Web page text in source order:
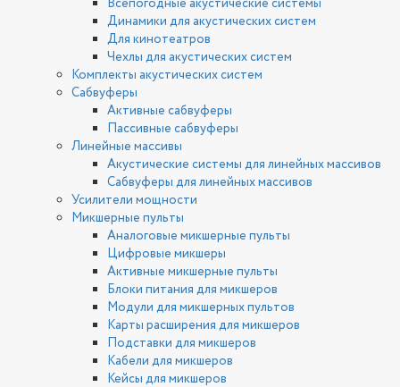
Всепогодные акустические системы
Динамики для акустических систем
Для кинотеатров
Чехлы для акустических систем
Комплекты акустических систем
Сабвуферы
Активные сабвуферы
Пассивные сабвуферы
Линейные массивы
Акустические системы для линейных массивов
Сабвуферы для линейных массивов
Усилители мощности
Микшерные пульты
Аналоговые микшерные пульты
Цифровые микшеры
Активные микшерные пульты
Блоки питания для микшеров
Модули для микшерных пультов
Карты расширения для микшеров
Подставки для микшеров
Кабели для микшеров
Кейсы для микшеров